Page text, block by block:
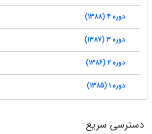
دوره 4 (1388)
دوره 3 (1387)
دوره 2 (1386)
دوره 1 (1385)
دسترسی سریع